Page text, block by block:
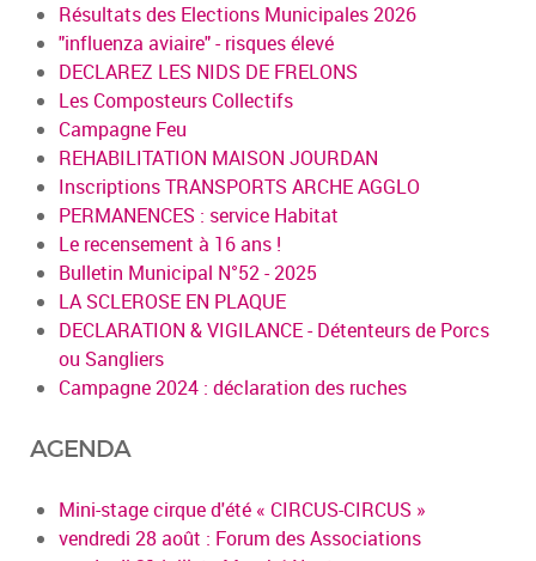
Résultats des Elections Municipales 2026
"influenza aviaire" - risques élevé
DECLAREZ LES NIDS DE FRELONS
Les Composteurs Collectifs
Campagne Feu
REHABILITATION MAISON JOURDAN
Inscriptions TRANSPORTS ARCHE AGGLO
PERMANENCES : service Habitat
Le recensement à 16 ans !
Bulletin Municipal N°52 - 2025
LA SCLEROSE EN PLAQUE
DECLARATION & VIGILANCE - Détenteurs de Porcs
ou Sangliers
Campagne 2024 : déclaration des ruches
AGENDA
Mini-stage cirque d'été « CIRCUS-CIRCUS »
vendredi 28 août : Forum des Associations